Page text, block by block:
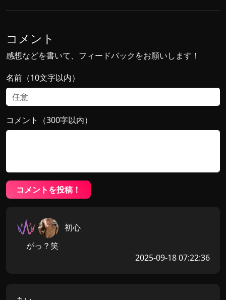
コメント
感想などを書いて、フィードバックをお願いします！
名前（10文字以内）
コメント（300字以内）
コメントを投稿！
初心
がっ？笑
2025-09-18 07:22:36